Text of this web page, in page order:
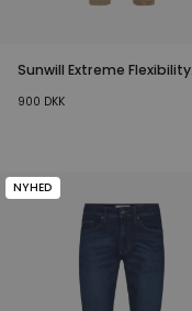
Sunwill Extreme Flexibility
900 DKK
NYHED